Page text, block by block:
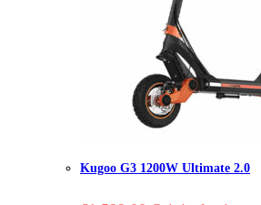
Kugoo G3 1200W Ultimate 2.0